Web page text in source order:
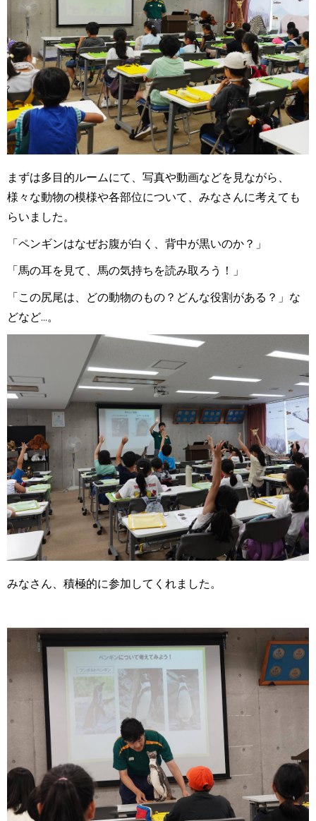
まずは多目的ルームにて、写真や動画などを見ながら、
様々な動物の模様や各部位について、みなさんに考えても
らいました。
「ペンギンはなぜお腹が白く、背中が黒いのか？」
「馬の耳を見て、馬の気持ちを読み取ろう！」
「この尻尾は、どの動物のもの？どんな役割がある？」な
どなど...。
みなさん、積極的に参加してくれました。